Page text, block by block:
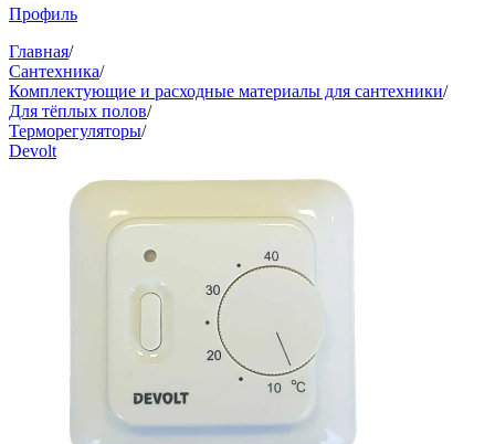
Профиль
Главная/
Сантехника/
Комплектующие и расходные материалы для сантехники/
Для тёплых полов/
Терморегуляторы/
Devolt